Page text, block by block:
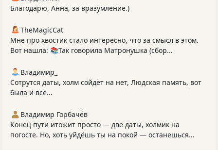
Благодарю, Анна, за вразумление.)
TheMagicCat
Мне про хвостик стало интересно, что за смысл в этом.
Вот нашла: 📚Так говорила Матронушка (сбор...
Владимир_
Сотрутся даты, холм сойдёт на нет, Людская память, вот
была и всё...
Владимир Горбачёв
Конец пути итожит просто — две даты, холмик на
погосте. Но, хоть уйдёшь ты на покой — останешься...